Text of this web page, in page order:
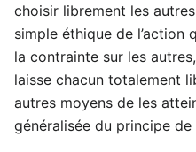
choisir librement les
simple éthique de l’action
la contrainte sur les
laisse chacun totalement
autres moyens de les
généralisée du principe de